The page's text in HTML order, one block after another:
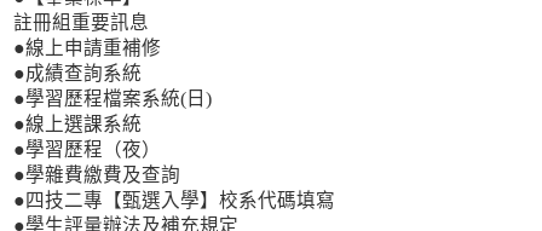
註冊組重要訊息
●線上申請重補修
●成績查詢系統
●學習歷程檔案系統(日)
●線上選課系統
●學習歷程（夜）
●學雜費繳費及查詢
●四技二專【甄選入學】校系代碼填寫
●學生評量辦法及補充規定